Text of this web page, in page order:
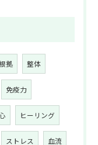
拠 整体
免疫力
ヒーリング
ストレス 血流